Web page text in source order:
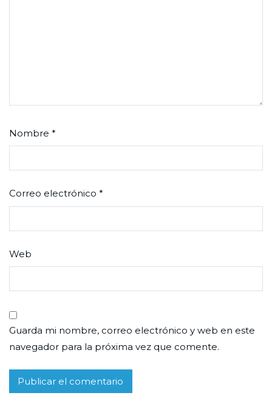
Nombre *
Correo electrónico *
Web
Guarda mi nombre, correo electrónico y web en este
navegador para la próxima vez que comente.